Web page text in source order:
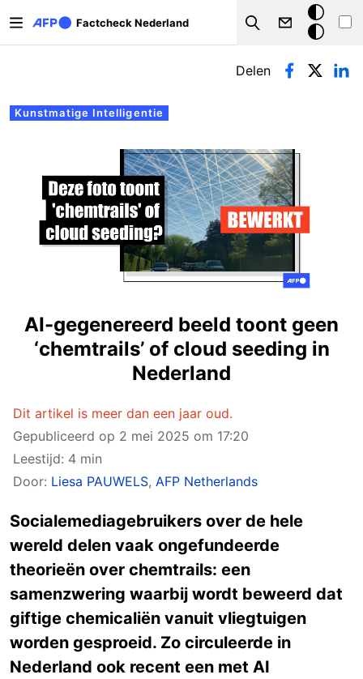
Factcheck Nederland
Search
Donkere
modus
Primaire tabs
Kunstmatige Intelligentie
Delen
AI-gegenereerd beeld toont geen
‘chemtrails’ of cloud seeding in
Nederland
Dit artikel is meer dan een jaar oud.
Gepubliceerd op 2 mei 2025 om 17:20
Leestijd: 4 min
Door: Liesa PAUWELS, AFP Netherlands
Socialemediagebruikers over de hele
wereld delen vaak ongefundeerde
theorieën over chemtrails: een
samenzwering waarbij wordt beweerd dat
giftige chemicaliën vanuit vliegtuigen
worden gesproeid. Zo circuleerde in
Nederland ook recent een met AI